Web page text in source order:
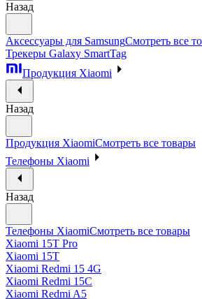
Назад
Аксессуары для SamsungСмотреть все
Трекеры Galaxy SmartTag
Продукция Xiaomi
Назад
Продукция XiaomiСмотреть все товары
Телефоны Xiaomi
Назад
Телефоны XiaomiСмотреть все товары
Xiaomi 15T Pro
Xiaomi 15T
Xiaomi Redmi 15 4G
Xiaomi Redmi 15C
Xiaomi Redmi A5